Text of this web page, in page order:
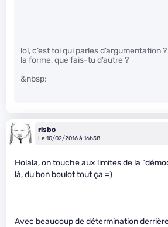
lol, c’est toi qui parles d’argumentation
la forme, que fais-tu d’autre ?
&nbsp;
risbo
Le 10/02/2016 à 16h58
Holala, on touche aux limites de la
là, du bon boulot tout ça =)
Avec beaucoup de détermination